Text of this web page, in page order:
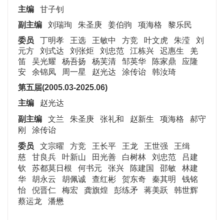
主编
甘子钊
副主编
刘瑞珣 朱圣庚 姜伯驹 项海格 黎乐民
委员 丁明孝 王选 王敏中 方竞 叶文虎 朱滢 刘
元方 刘式达 刘张炬 刘忠范 江栋兴 迟惠生 羌
笛 吴光耀 杨吾扬 杨芙清 邹英华 陈家鼎 应隆
安 余锦凤 周一星 赵光达 涂传诒 韩汝琦
第五届(2005.03-2025.06)
主编 赵光达
副主编 文兰 朱圣庚 张礼和 赵新生 项海格 郝守
刚 涂传诒
委员 文宗曜 方竞 王长平 王龙 王世强 王缉
慈 甘良兵 叶新山 田光善 白树林 刘忠范 吕建
钦 苏都莫日根 何书元 张兴 陈建国 邵敏 林建
华 胡永云 胡佩诚 查红彬 贺东奇 秦其明 钱铭
怡 倪晋仁 梅宏 龚旗煌 彭练矛 蒋美跃 韩世辉
蔡运龙 潘懋